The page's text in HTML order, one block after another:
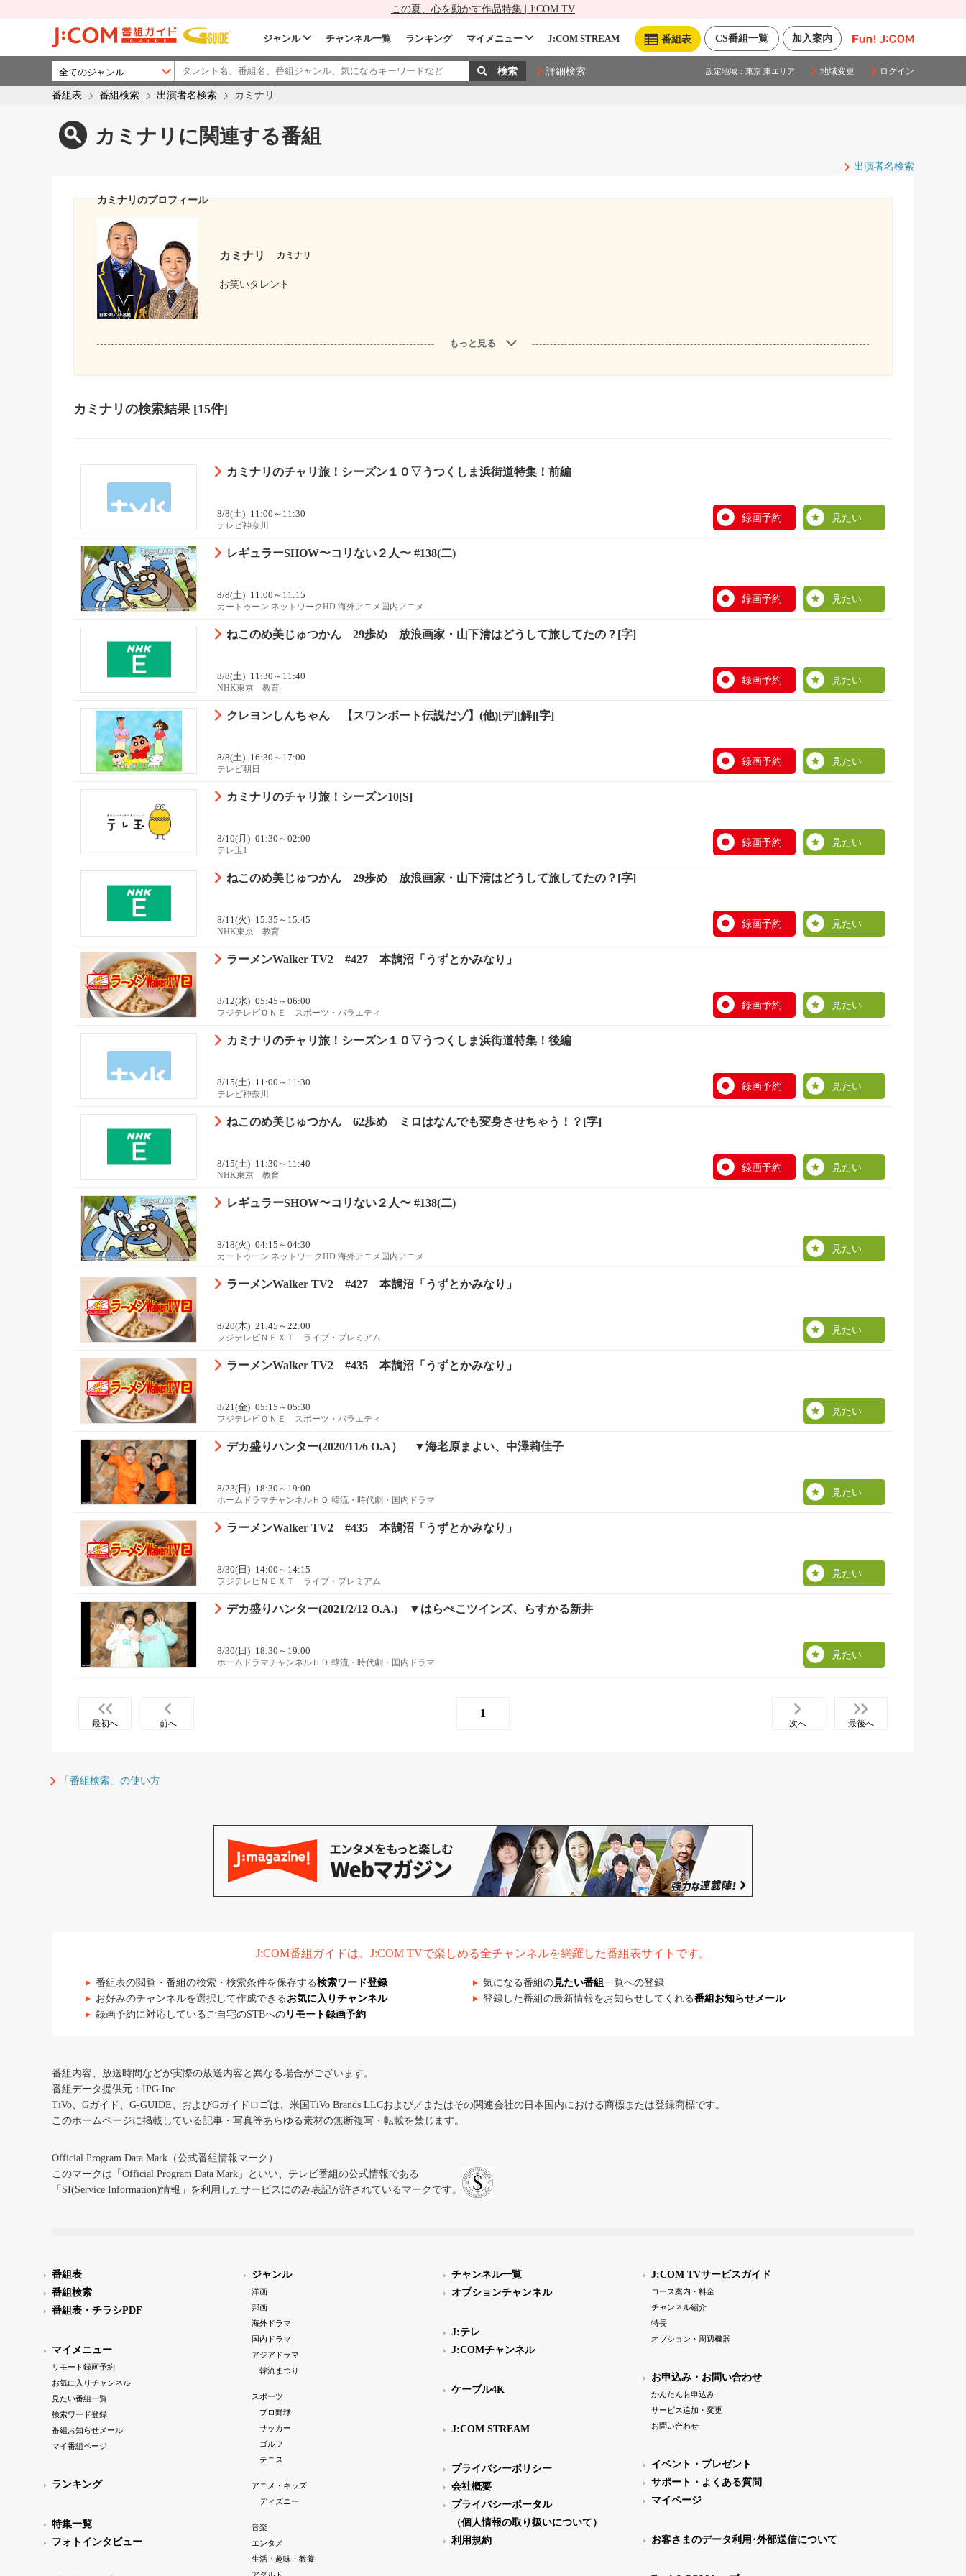
この夏、心を動かす作品特集 | J:COM TV
加入案内
CS番組一覧
番組表
ジャンル チャンネル一覧 ランキング マイメニュー J:COM STREAM
詳細検索 設定地域： 東京 東エリア 地域変更 ログイン
番組表 番組検索 出演者名検索 カミナリ
カミナリに関連する番組
出演者名検索
カミナリのプロフィール
カミナリ カミナリ
お笑いタレント
もっと見る
カミナリ の検索結果 [15件]
カミナリのチャリ旅！シーズン１０▽うつくしま浜街道特集！前編
8/8(土) 11:00～11:30
テレビ神奈川
録画予約 見たい
レギュラーSHOW〜コリない２人〜 #138(二)
8/8(土) 11:00～11:15
カートゥーン ネットワークHD 海外アニメ国内アニメ
録画予約 見たい
ねこのめ美じゅつかん 29歩め 放浪画家・山下清はどうして旅してたの？[字]
8/8(土) 11:30～11:40
NHK東京 教育
録画予約 見たい
クレヨンしんちゃん 【スワンボート伝説だゾ】(他)[デ][解][字]
8/8(土) 16:30～17:00
テレビ朝日
録画予約 見たい
カミナリのチャリ旅！シーズン10[S]
8/10(月) 01:30～02:00
テレ玉1
録画予約 見たい
ねこのめ美じゅつかん 29歩め 放浪画家・山下清はどうして旅してたの？[字]
8/11(火) 15:35～15:45
NHK東京 教育
録画予約 見たい
ラーメンWalker TV2 #427 本鵠沼「うずとかみなり」
8/12(水) 05:45～06:00
フジテレビＯＮＥ スポーツ・バラエティ
録画予約 見たい
カミナリのチャリ旅！シーズン１０▽うつくしま浜街道特集！後編
8/15(土) 11:00～11:30
テレビ神奈川
録画予約 見たい
ねこのめ美じゅつかん 62歩め ミロはなんでも変身させちゃう！？[字]
8/15(土) 11:30～11:40
NHK東京 教育
録画予約 見たい
レギュラーSHOW〜コリない２人〜 #138(二)
8/18(火) 04:15～04:30
カートゥーン ネットワークHD 海外アニメ国内アニメ
見たい
ラーメンWalker TV2 #427 本鵠沼「うずとかみなり」
8/20(木) 21:45～22:00
フジテレビＮＥＸＴ ライブ・プレミアム
見たい
ラーメンWalker TV2 #435 本鵠沼「うずとかみなり」
8/21(金) 05:15～05:30
フジテレビＯＮＥ スポーツ・バラエティ
見たい
デカ盛りハンター(2020/11/6 O.A） ▼海老原まよい、中澤莉佳子
8/23(日) 18:30～19:00
ホームドラマチャンネルＨＤ 韓流・時代劇・国内ドラマ
見たい
ラーメンWalker TV2 #435 本鵠沼「うずとかみなり」
8/30(日) 14:00～14:15
フジテレビＮＥＸＴ ライブ・プレミアム
見たい
デカ盛りハンター(2021/2/12 O.A.) ▼はらぺこツインズ、らすかる新井
8/30(日) 18:30～19:00
ホームドラマチャンネルＨＤ 韓流・時代劇・国内ドラマ
見たい
最初へ 前へ
1
次へ 最後へ
「番組検索」の使い方
J:COM番組ガイドは、J:COM TVで楽しめる全チャンネルを網羅した番組表サイトです。
番組表の閲覧・番組の検索・検索条件を保存する検索ワード登録 気になる番組の見たい番組 一覧への登録
お好みのチャンネルを選択して作成できる お気に入りチャンネル 登録した番組の最新情報をお知らせしてくれる番組お知らせメール
録画予約に対応しているご自宅のSTBへの リモート録画予約
番組内容、放送時間などが実際の放送内容と異なる場合がございます。
番組データ提供元：IPG Inc.
TiVo、Gガイド、G-GUIDE、およびGガイドロゴは、米国TiVo Brands LLCおよび／またはその関連会社の日本国内における商標または登録商標です。
このホームページに掲載している記事・写真等あらゆる素材の無断複写・転載を禁じます。
Official Program Data Mark（公式番組情報マーク）
このマークは「Official Program Data Mark」といい、テレビ番組の公式情報である
「SI(Service Information)情報」を利用したサービスにのみ表記が許されているマークです。
番組表
番組検索
番組表・チラシPDF
マイメニュー
リモート録画予約
お気に入りチャンネル
見たい番組一覧
検索ワード登録
番組お知らせメール
マイ番組ページ
ランキング
特集一覧
フォトインタビュー
ジャンル
洋画
邦画
海外ドラマ
国内ドラマ
アジアドラマ
韓流まつり
スポーツ
プロ野球
サッカー
ゴルフ
テニス
アニメ・キッズ
ディズニー
音楽
エンタメ
生活・趣味・教養
チャンネル一覧
オプションチャンネル
J:テレ
J:COMチャンネル
ケーブル4K
J:COM STREAM
プライバシーポリシー
会社概要
プライバシーポータル
（個人情報の取り扱いについて）
利用規約
J:COM TVサービスガイド
コース案内・料金
チャンネル紹介
特長
オプション・周辺機器
お申込み・お問い合わせ
かんたんお申込み
サービス追加・変更
お問い合わせ
イベント・プレゼント
サポート・よくある質問
マイページ
お客さまのデータ利用･外部送信について